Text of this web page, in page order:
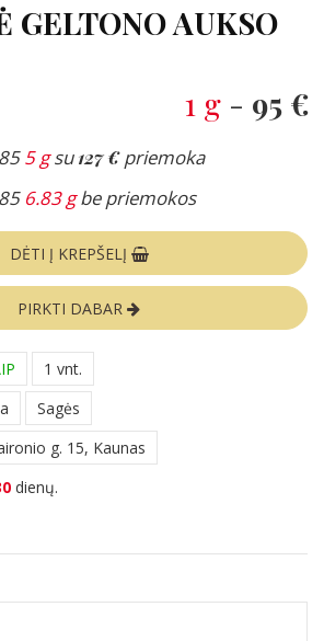
GELTONO AUKSO
1 g - 95 €
5 gsu127 €priemoka
6.83 gbe priemokos
DĖTI Į KREPŠELĮ
PIRKTI DABAR
1 vnt.
Sagės
g. 15, Kaunas
dienų.